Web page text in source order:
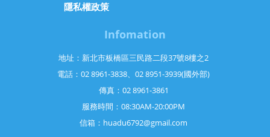
隱私權政策
Infomation
地址：新北市板橋區三民路二段37號8樓之2
電話：02 8961-3838、02 8951-3939(國外部)
傳真：02 8961-3861
服務時間：08:30AM-20:00PM
信箱： huadu6792@gmail.com